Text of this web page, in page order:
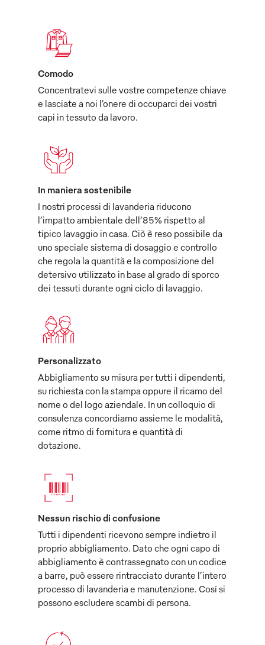
Comodo
Concentratevi sulle vostre competenze chiave
e lasciate a noi l’onere di occuparci dei vostri
capi in tessuto da lavoro.
In maniera sostenibile
I nostri processi di lavanderia riducono
l’impatto ambientale dell’85% rispetto al
tipico lavaggio in casa. Ciò è reso possibile da
uno speciale sistema di dosaggio e controllo
che regola la quantità e la composizione del
detersivo utilizzato in base al grado di sporco
dei tessuti durante ogni ciclo di lavaggio.
Personalizzato
Abbigliamento su misura per tutti i dipendenti,
su richiesta con la stampa oppure il ricamo del
nome o del logo aziendale. In un colloquio di
consulenza concordiamo assieme le modalità,
come ritmo di fornitura e quantità di
dotazione.
Nessun rischio di confusione
Tutti i dipendenti ricevono sempre indietro il
proprio abbigliamento. Dato che ogni capo di
abbigliamento è contrassegnato con un codice
a barre, può essere rintracciato durante l’intero
processo di lavanderia e manutenzione. Così si
possono escludere scambi di persona.